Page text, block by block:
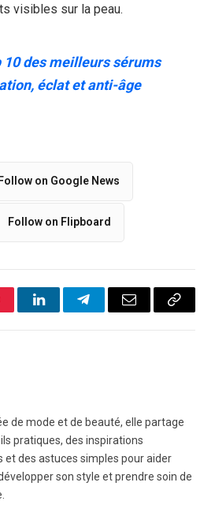
visibles sur la peau.
10 des meilleurs sérums
éclat et anti-âge
Follow on Google News
Follow on Flipboard
LinkedInTelegramEmail
Copy
de mode et de beauté, elle partage
pratiques, des inspirations
et des astuces simples pour aider
son style et prendre soin de